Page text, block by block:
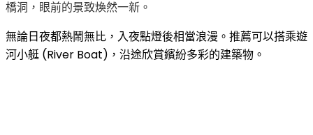
橋洞，眼前的景致煥然一新。
無論日夜都熱鬧無比，入夜點燈後相當浪漫。推薦可以搭乘遊
河小艇 (River Boat) ，沿途欣賞繽紛多彩的建築物。